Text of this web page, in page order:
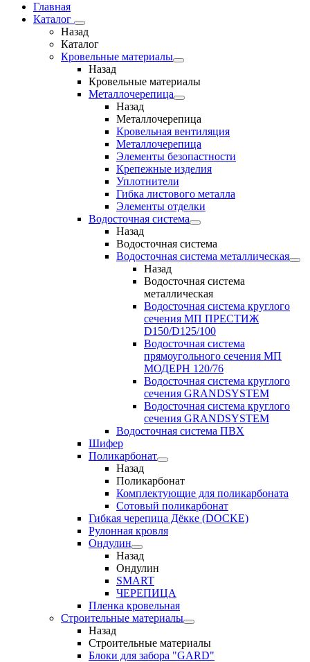
Главная
Каталог
Назад
Каталог
Кровельные материалы
Назад
Кровельные материалы
Металлочерепица
Назад
Металлочерепица
Кровельная вентиляция
Металлочерепица
Элементы безопастности
Крепежные изделия
Уплотнители
Гибка листового металла
Элементы отделки
Водосточная система
Назад
Водосточная система
Водосточная система металлическая
Назад
Водосточная система
металлическая
Водосточная система круглого
сечения МП ПРЕСТИЖ
D150/D125/100
Водосточная система
прямоугольного сечения МП
МОДЕРН 120/76
Водосточная система круглого
сечения GRANDSYSTEM
Водосточная система круглого
сечения GRANDSYSTEM
Водосточная система ПВХ
Шифер
Поликарбонат
Назад
Поликарбонат
Комплектующие для поликарбоната
Сотовый поликарбонат
Гибкая черепица Дёкке (DOCKE)
Рулонная кровля
Ондулин
Назад
Ондулин
SMART
ЧЕРЕПИЦА
Пленка кровельная
Строительные материалы
Назад
Строительные материалы
Блоки для забора "GARD"